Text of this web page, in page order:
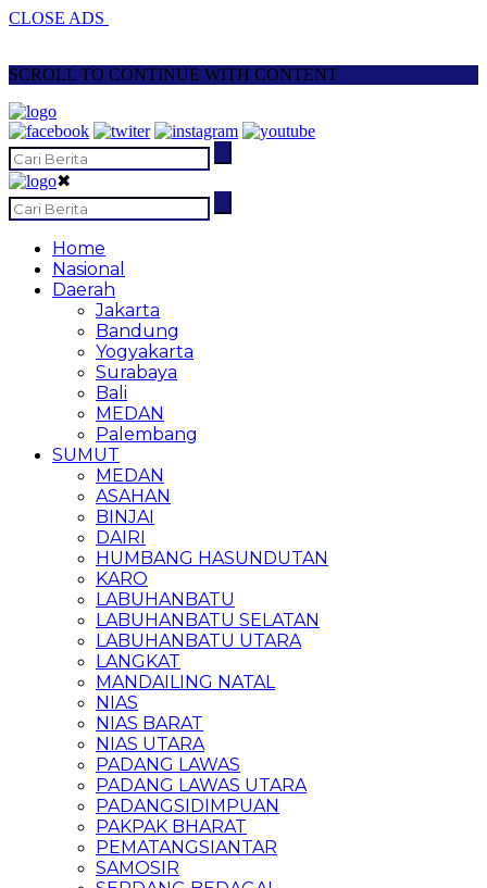
CLOSE ADS
SCROLL TO CONTINUE WITH CONTENT
✖
Home
Nasional
Daerah
Jakarta
Bandung
Yogyakarta
Surabaya
Bali
MEDAN
Palembang
SUMUT
MEDAN
ASAHAN
BINJAI
DAIRI
HUMBANG HASUNDUTAN
KARO
LABUHANBATU
LABUHANBATU SELATAN
LABUHANBATU UTARA
LANGKAT
MANDAILING NATAL
NIAS
NIAS BARAT
NIAS UTARA
PADANG LAWAS
PADANG LAWAS UTARA
PADANGSIDIMPUAN
PAKPAK BHARAT
PEMATANGSIANTAR
SAMOSIR